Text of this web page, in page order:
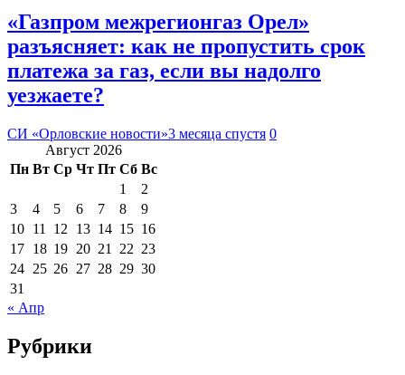
«Газпром межрегионгаз Орел»
разъясняет: как не пропустить срок
платежа за газ, если вы надолго
уезжаете?
СИ «Орловские новости»3 месяца спустя 0
Август 2026
Пн Вт Ср Чт Пт Сб Вс
1
2
3
4 5 6 7 8
9
10 11 12 13 14 15 16
17 18 19 20 21 22 23
24 25 26 27 28 29 30
31
« Апр
Рубрики